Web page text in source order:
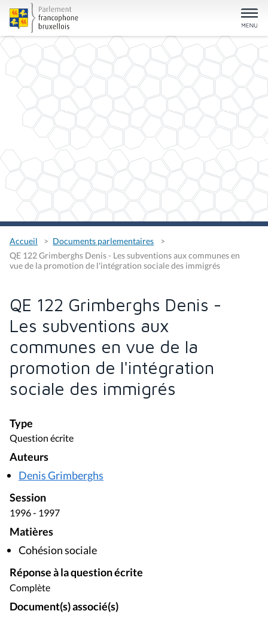
Accueil
Documents parlementaires
QE 122 Grimberghs Denis - Les subventions aux communes en
vue de la promotion de l'intégration sociale des immigrés
QE 122 Grimberghs Denis -
Les subventions aux
communes en vue de la
promotion de l'intégration
sociale des immigrés
Type
Question écrite
Auteurs
Denis Grimberghs
Session
1996 - 1997
Matières
Cohésion sociale
Réponse à la question écrite
Complète
Document(s) associé(s)